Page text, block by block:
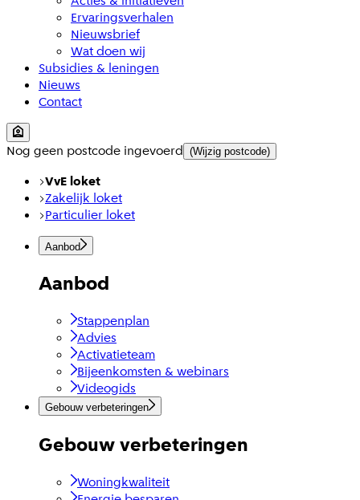
Ervaringsverhalen
Nieuwsbrief
Wat doen wij
Subsidies & leningen
Nieuws
Contact
Nog geen postcode ingevoerd (Wijzig postcode)
VvE loket
Zakelijk loket
Particulier loket
Aanbod
Aanbod
Stappenplan
Advies
Activatieteam
Bijeenkomsten & webinars
Videogids
Gebouw verbeteringen
Gebouw verbeteringen
Woningkwaliteit